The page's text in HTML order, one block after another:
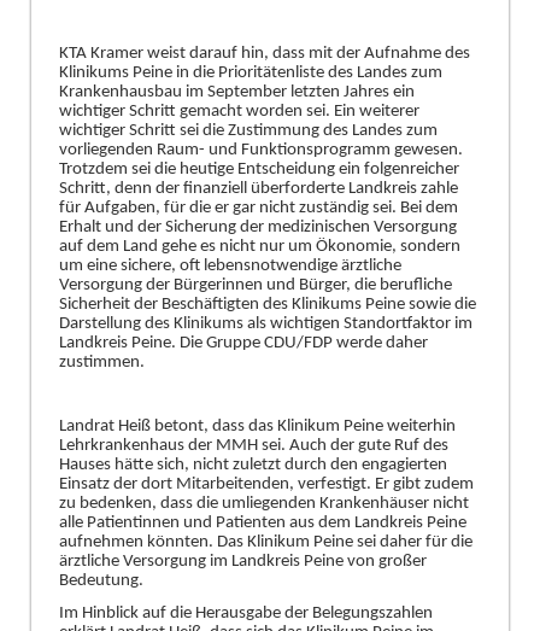
KTA Kramer weistdarauf hin, dass mit der Aufnahme des
Klinikums Peine in die Prioritätenliste des Landes zum
Krankenhausbau im September letzten Jahres ein
wichtiger Schritt gemacht worden sei. Ein weiterer
wichtiger Schritt sei die Zustimmung des Landes zum
vorliegenden Raum- und Funktionsprogramm gewesen.
Trotzdem sei die heutige Entscheidung ein folgenreicher
Schritt, denn der finanziell ü berforderte Landkreis zahle
für Aufgaben, für die er gar nicht zuständig sei. Bei dem
Erhalt und der Sicherung der medizinischen Versorgung
auf dem Land gehe es nicht nur um Ökonomie, sondern
um eine sichere, oft lebensnotwendige ärztliche
Versorgung der Bürgerinnen und Bürger, die berufliche
Sicherheit der Beschäftigten des Klinikums Peine sowie die
Darstellung des Klinikums als wichtigen Standortfaktor im
Landkreis Peine. Die Gruppe CDU/FDP werde daher
zustimmen.
Landrat Heißbetont, dass das Klinikum Peine weiterhin
Lehrkrankenhaus der MMH sei. Auch der gute Ruf des
Hauses hätte sich, nicht zuletzt durch den engagierten
Einsatz der dort Mitarbeitenden, verfestigt. Er gibt zudem
zu bedenken, dass die umliegenden Krankenhäuser nicht
alle Patientinnen und Patienten aus dem Landkreis Peine
aufnehmen könnten. Das Klinikum Peine sei daher für die
ärztliche Versorgung im Landkreis Peine von großer
Bedeutung.
Im Hinblick auf die Herausgabe der Belegungszahlen